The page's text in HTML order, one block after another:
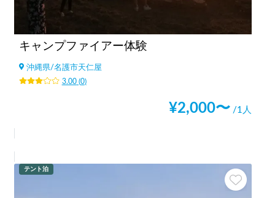
キャンプファイアー体験
沖縄県/名護市天仁屋
3.00(0)
¥2,000〜 /1人
テント泊